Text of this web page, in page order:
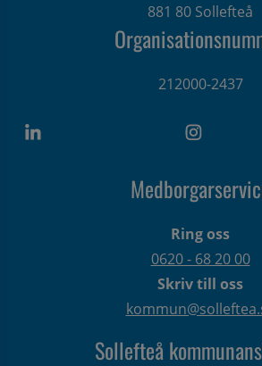
881 80 Sollefteå
212000-2437
Ring oss
0620 - 68 20 00
Skriv till oss
Sollefteå